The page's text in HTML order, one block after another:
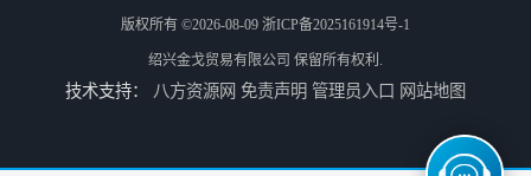
寿力+24KT油+空压机油 离心式空压机转子组
版权所有 ©2026-08-09 浙ICP备2025161914号-1
绍兴金戈贸易有限公司 保留所有权利.
技术支持： 八方资源网 免责声明 管理员入口 网站地图